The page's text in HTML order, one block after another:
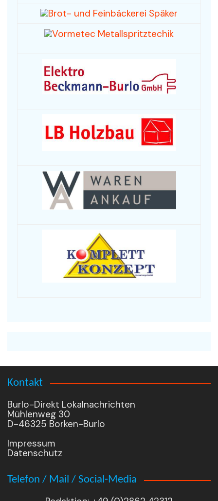
Kontakt
Burlo-Direkt Lokalnachrichten
Mühlenweg 30
D-46325 Borken-Burlo
Impressum
Datenschutz
Telefon / Mail / Social-Media